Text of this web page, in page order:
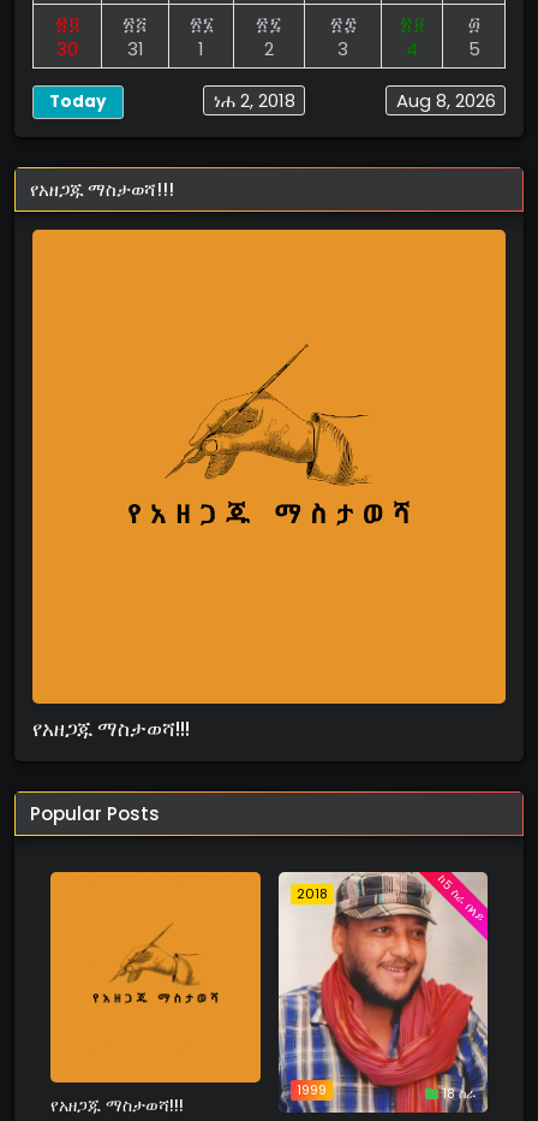
፳፬
30
፳፭
31
፳፮
1
፳፯
2
፳፰
3
፳፱
4
፴
5
Aug 8, 2026
ነሐ 2, 2018
Today
የአዘጋጁ ማስታወሻ!!!
የአዘጋጁ ማስታወሻ!!!
Popular Posts
የአዘጋጁ ማስታወሻ!!!
2018
1999 18 ስራ
ከ5 ስራ በላይ